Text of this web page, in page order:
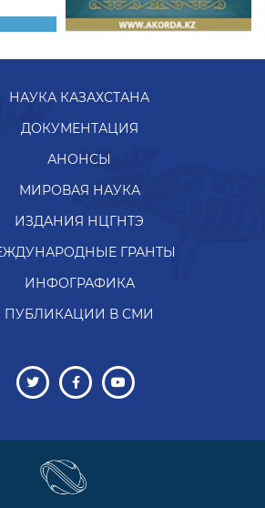
НАУКА КАЗАХСТАНА
ДОКУМЕНТАЦИЯ
АНОНСЫ
МИРОВАЯ НАУКА
ИЗДАНИЯ НЦГНТЭ
ГРАНТЫ
ИНФОГРАФИКА
ПУБЛИКАЦИИ В СМИ